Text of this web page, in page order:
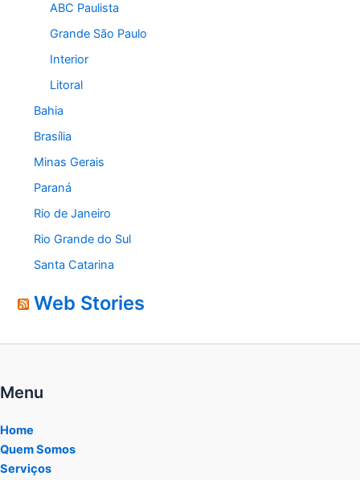
ABC Paulista
Grande São Paulo
Interior
Litoral
Bahia
Brasília
Minas Gerais
Paraná
Rio de Janeiro
Rio Grande do Sul
Santa Catarina
Web Stories
Menu
Home
Quem Somos
Serviços